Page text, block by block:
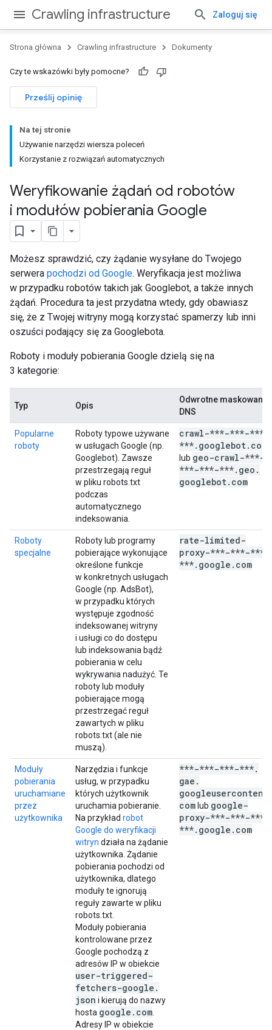
Crawling infrastructure Zaloguj się
Strona główna Crawling infrastructure Dokumenty
Czy te wskazówki były pomocne?
Prześlij opinię
Na tej stronie
Używanie narzędzi wiersza poleceń
Korzystanie z rozwiązań automatycznych
Weryfikowanie żądań od robotów
i modułów pobierania Google
Możesz sprawdzić, czy żądanie wysyłane do Twojego
serwera pochodzi od Google. Weryfikacja jest możliwa
w przypadku robotów takich jak Googlebot, a także innych
żądań. Procedura ta jest przydatna wtedy, gdy obawiasz
się, że z Twojej witryny mogą korzystać spamerzy lub inni
oszuści podający się za Googlebota.
Roboty i moduły pobierania Google dzielą się na
3 kategorie:
Typ Opis
Odwrotne maskowanie
DNS
Popularne
roboty
Roboty typowe używane
w usługach Google (np.
Googlebot). Zawsze
przestrzegają reguł
w pliku robots.txt
podczas
automatycznego
indeksowania.
crawl-***-***-***-
***. googlebot. com
lub geo-crawl-***-
***-***-***. geo .
googlebot. com
Roboty
specjalne
Roboty lub programy
pobierające wykonujące
określone funkcje
w konkretnych usługach
Google (np. AdsBot),
w przypadku których
występuje zgodność
indeksowanej witryny
i usługi co do dostępu
lub indeksowania bądź
pobierania w celu
wykrywania nadużyć. Te
roboty lub moduły
pobierające mogą
przestrzegać reguł
zawartych w pliku
robots.txt (ale nie
muszą).
rate-limited-
proxy-***-***-***-
***. google . com
Moduły
pobierania
uruchamiane
przez
użytkownika
Narzędzia i funkcje
usług, w przypadku
których użytkownik
uruchamia pobieranie.
Na przykład robot
Google do weryfikacji
witryn działa na żądanie
użytkownika. Żądanie
pobierania pochodzi od
użytkownika, dlatego
moduły te ignorują
reguły zawarte w pliku
robots.txt.
Moduły pobierania
kontrolowane przez
Google pochodzą z
adresów IP w obiekcie
user-triggered-
fetchers-google .
json i kierują do nazwy
hosta google . com
Adresy IP w obiekcie
***-***-***-***.
gae .
googleusercontent
com lub google-
proxy-***-***-***-
***. google . com